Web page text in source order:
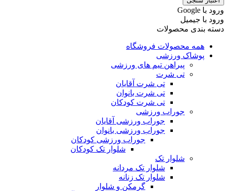
ورود با ‫Google
ورود با جیمیل
دسته بندی محصولات
همه محصولات فروشگاه
پوشاک ورزشی
پیراهن تیم های ورزشی
تی شرت
تی شرت آقایان
تی شرت بانوان
تی شرت کودکان
جوراب ورزشی
جوراب ورزشی آقایان
جوراب ورزشی بانوان
جوراب ورزشی کودکان
شلوار تک کودکان
شلوار تک
شلوار تک مردانه
شلوار تک زنانه
گرمکن و شلوار